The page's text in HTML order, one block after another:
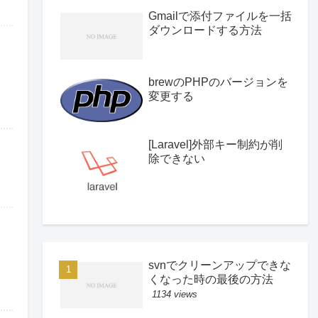
Gmailで添付ファイルを一括
ダウンロードする方法
brewのPHPのバージョンを
変更する
[Laravel]外部キー制約が削
除できない
svnでクリーンアップできな
くなった時の最後の方法
1134 views